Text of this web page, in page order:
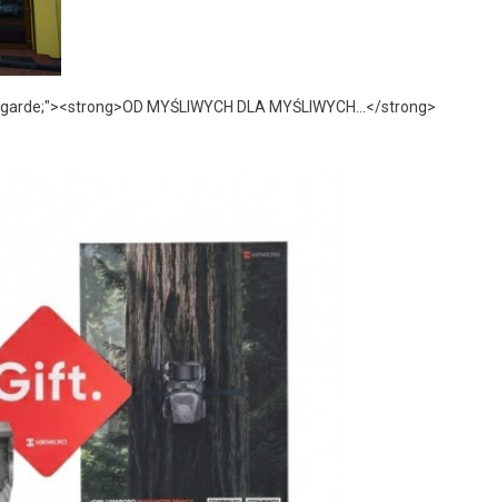
MYŚLIWYCH DLA MYŚLIWYCH...</strong>